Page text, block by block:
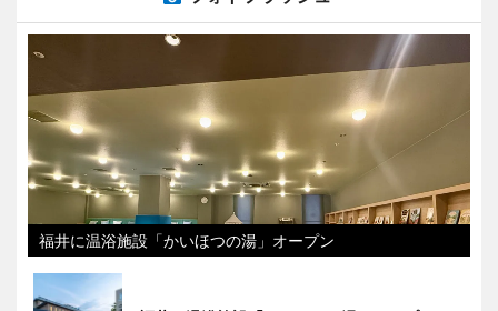
福井に温浴施設「かいほつの湯」オープン